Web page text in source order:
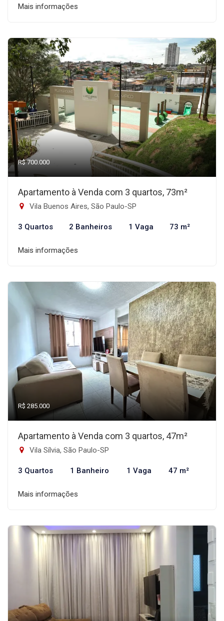
Mais informações
R$ 700.000
Apartamento à Venda com 3 quartos, 73m²
Vila Buenos Aires, São Paulo-SP
3 Quartos 2 Banheiros 1 Vaga 73 m²
Mais informações
R$ 285.000
Apartamento à Venda com 3 quartos, 47m²
Vila Sílvia, São Paulo-SP
3 Quartos 1 Banheiro 1 Vaga 47 m²
Mais informações